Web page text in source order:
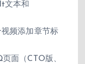
文本和
频添加章节标
面（CTO版、